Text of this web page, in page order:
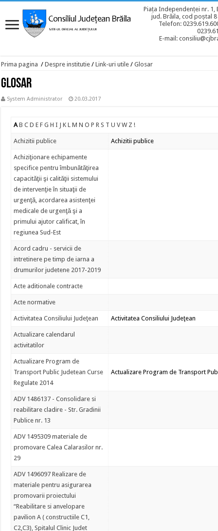
Piața Independenței nr. 1,
jud. Brăila, cod poștal
Telefon:
E-mail:
Prima pagina / Despre institutie / Link-uri utile / Glosar
Glosar
System Administrator 20.03.2017
A B C D E F G H I J K L M N O P R S T U V W Z !
Achizitii publice Achizitii publice
Achiziţionare echipamente
specifice pentru îmbunătăţirea
capacităţii şi calităţii sistemului
de intervenţie în situaţii de
urgenţă, acordarea asistenţei
medicale de urgenţă şi a
primului ajutor calificat, în
regiunea Sud-Est
Acord cadru - servicii de
intretinere pe timp de iarna a
drumurilor judetene 2017-2019
Acte aditionale contracte
Acte normative
Activitatea Consiliului Judeţean Activitatea Consiliului Judeţean
Actualizare calendarul
activitatilor
Actualizare Program de
Transport Public Judetean Curse
Regulate 2014
Actualizare Program de Transport
ADV 1486137 - Consolidare si
reabilitare cladire - Str. Gradinii
Publice nr. 13
ADV 1495309 materiale de
promovare Calea Calarasilor nr.
29
ADV 1496097 Realizare de
materiale pentru asigurarea
promovarii proiectului
“Reabilitare si anvelopare
pavilion A ( constructiile C1,
C2,C3), Spitalul Clinic Judet